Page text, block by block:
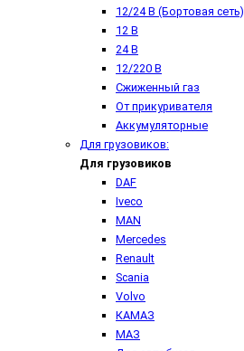
12/24 В (Бортовая сеть)
12 В
24 В
12/220 В
Сжиженный газ
От прикуривателя
Аккумуляторные
Для грузовиков:
Для грузовиков
DAF
Iveco
MAN
Mercedes
Renault
Scania
Volvo
КАМАЗ
МАЗ